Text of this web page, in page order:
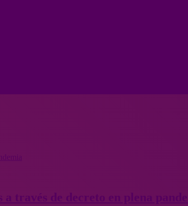
través de decreto en plena